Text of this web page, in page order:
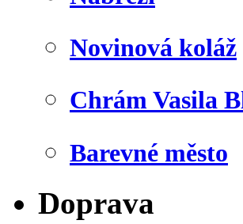
Novinová koláž
Chrám Vasila
Barevné město
Doprava